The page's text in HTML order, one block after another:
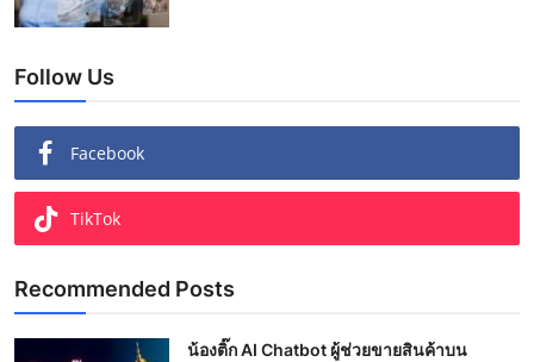
Follow Us
Facebook
TikTok
Recommended Posts
น้องติ๊ก AI Chatbot ผู้ช่วยขายสินค้าบน